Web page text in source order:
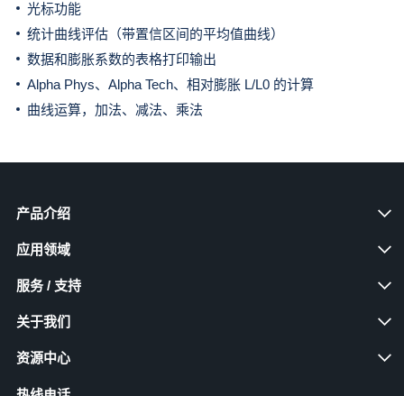
光标功能
统计曲线评估（带置信区间的平均值曲线）
数据和膨胀系数的表格打印输出
Alpha Phys、Alpha Tech、相对膨胀 L/L0 的计算
曲线运算，加法、减法、乘法
产品介绍
应用领域
服务 / 支持
关于我们
资源中心